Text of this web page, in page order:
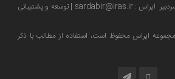
توسعه و پشتیبانی
ایراس محفوظ است، استفاده از مطالب با ذكر